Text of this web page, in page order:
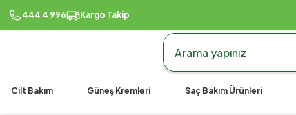
444 4 996 Kargo Takip
Cilt Bakım Güneş Kremleri Saç Bakım Ürünleri